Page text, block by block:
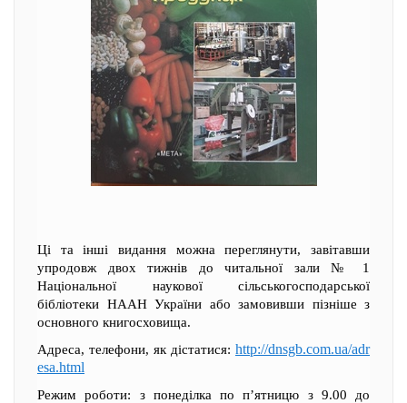
Ці та інші видання можна переглянути, завітавши
упродовж двох тижнів до читальної зали № 1
Національної наукової сільськогосподарської
бібліотеки НААН України або замовивши пізніше з
основного книгосховища.
Адреса, телефони, як дістатися: http://dnsgb.com.ua/adr
esa.html
Режим роботи: з понеділка по п’ятницю з 9.00 до